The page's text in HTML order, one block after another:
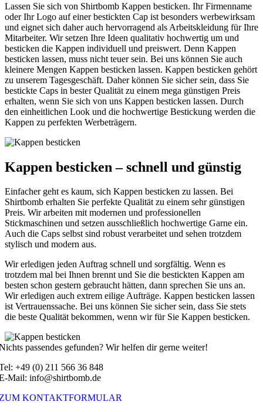
Lassen Sie sich von Shirtbomb Kappen besticken. Ihr Firmenname
oder Ihr Logo auf einer bestickten Cap ist besonders werbewirksam
und eignet sich daher auch hervorragend als Arbeitskleidung für Ihre
Mitarbeiter. Wir setzen Ihre Ideen qualitativ hochwertig um und
besticken die Kappen individuell und preiswert. Denn Kappen
besticken lassen, muss nicht teuer sein. Bei uns können Sie auch
kleinere Mengen Kappen besticken lassen. Kappen besticken gehört
zu unserem Tagesgeschäft. Daher können Sie sicher sein, dass Sie
bestickte Caps in bester Qualität zu einem mega günstigen Preis
erhalten, wenn Sie sich von uns Kappen besticken lassen. Durch
den einheitlichen Look und die hochwertige Bestickung werden die
Kappen zu perfekten Werbeträgern.
Kappen besticken – schnell und günstig
Einfacher geht es kaum, sich Kappen besticken zu lassen. Bei
Shirtbomb erhalten Sie perfekte Qualität zu einem sehr günstigen
Preis. Wir arbeiten mit modernen und professionellen
Stickmaschinen und setzen ausschließlich hochwertige Garne ein.
Auch die Caps selbst sind robust verarbeitet und sehen trotzdem
stylisch und modern aus.
Wir erledigen jeden Auftrag schnell und sorgfältig. Wenn es
trotzdem mal bei Ihnen brennt und Sie die bestickten Kappen am
besten schon gestern gebraucht hätten, dann sprechen Sie uns an.
Wir erledigen auch extrem eilige Aufträge. Kappen besticken lassen
ist Vertrauenssache. Bei uns können Sie sicher sein, dass Sie stets
die beste Qualität bekommen, wenn wir für Sie Kappen besticken.
passendes gefunden? Wir helfen dir gerne weiter!
+49 (0) 211 566 36 848
Mail: info@shirtbomb.de
KONTAKTFORMULAR